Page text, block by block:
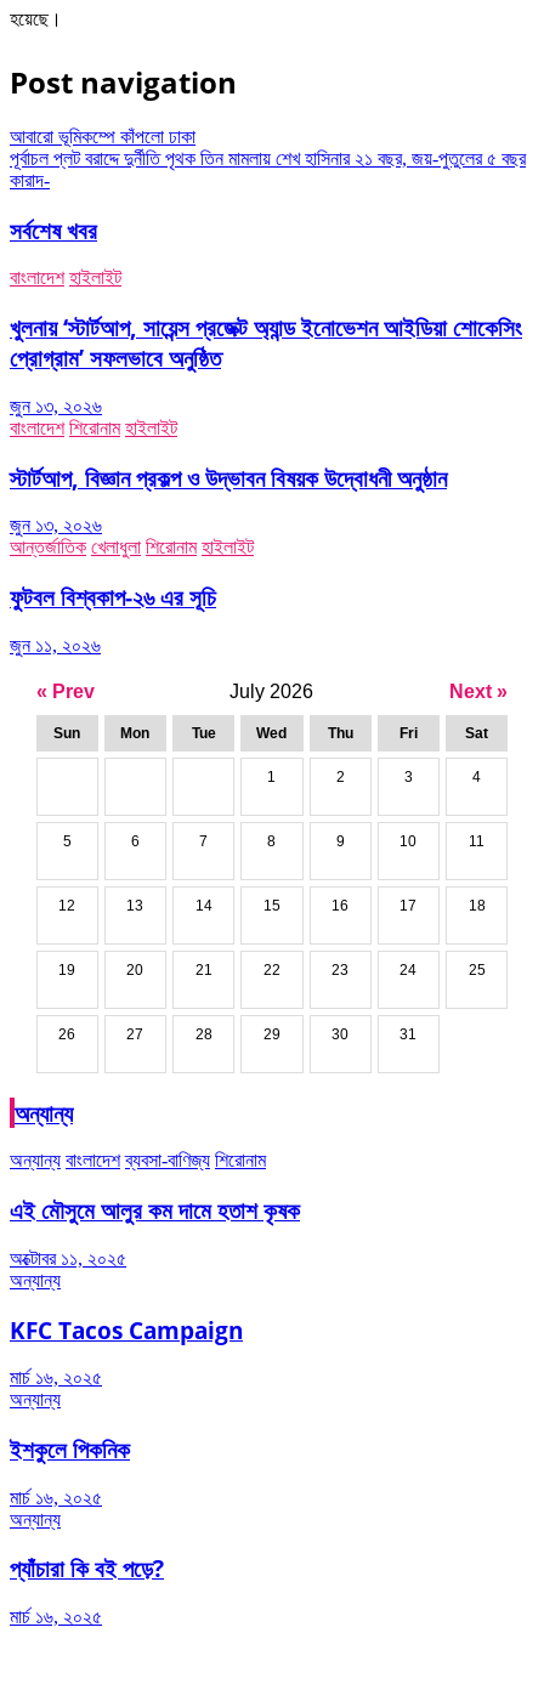
হয়েছে।
Post navigation
আবারো ভূমিকম্পে কাঁপলো ঢাকা
পূর্বাচল প্লট বরাদ্দে দুর্নীতি পৃথক তিন মামলায় শেখ হাসিনার ২১ বছর, জয়-পুতুলের ৫ বছর
কারাদ-
সর্বশেষ খবর
বাংলাদেশ হাইলাইট
খুলনায় ‘স্টার্টআপ, সায়েন্স প্রজেক্ট অ্যান্ড ইনোভেশন আইডিয়া শোকেসিং
প্রোগ্রাম’ সফলভাবে অনুষ্ঠিত
জুন ১৩, ২০২৬
বাংলাদেশ শিরোনাম হাইলাইট
স্টার্টআপ, বিজ্ঞান প্রকল্প ও উদ্ভাবন বিষয়ক উদ্বোধনী অনুষ্ঠান
জুন ১৩, ২০২৬
আন্তর্জাতিক খেলাধুলা শিরোনাম হাইলাইট
ফুটবল বিশ্বকাপ-২৬ এর সূচি
জুন ১১, ২০২৬
« Prev July 2026 Next »
Sun Mon Tue Wed Thu Fri Sat
1 2 3 4
5 6 7 8 9 10 11
12 13 14 15 16 17 18
19 20 21 22 23 24 25
26 27 28 29 30 31
অন্যান্য
অন্যান্য বাংলাদেশ ব্যবসা-বাণিজ্য শিরোনাম
এই মৌসুমে আলুর কম দামে হতাশ কৃষক
অক্টোবর ১১, ২০২৫
অন্যান্য
KFC Tacos Campaign
মার্চ ১৬, ২০২৫
অন্যান্য
ইশকুলে পিকনিক
মার্চ ১৬, ২০২৫
অন্যান্য
প্যাঁচারা কি বই পড়ে?
মার্চ ১৬, ২০২৫